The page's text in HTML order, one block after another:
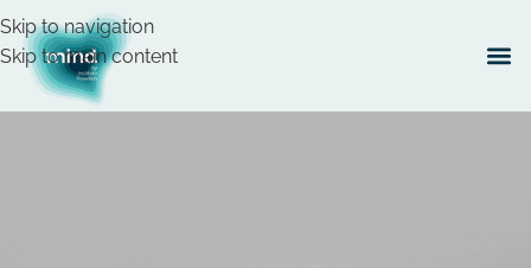
Skip to navigation
Skip to main content